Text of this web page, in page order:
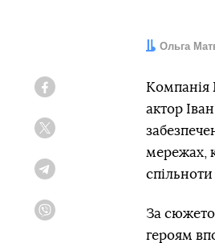
Автор:
Ольга
Компанія
актор
мережах,
За
героям